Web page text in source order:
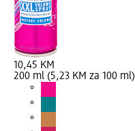
10,45 KM
200 ml (5,23 KM za 100 ml)